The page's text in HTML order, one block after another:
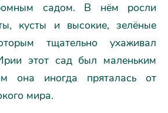
садом. В нём росли
кусты и высокие, зелёные
тщательно ухаживал
этот сад был маленьким
она иногда пряталась от
мира.